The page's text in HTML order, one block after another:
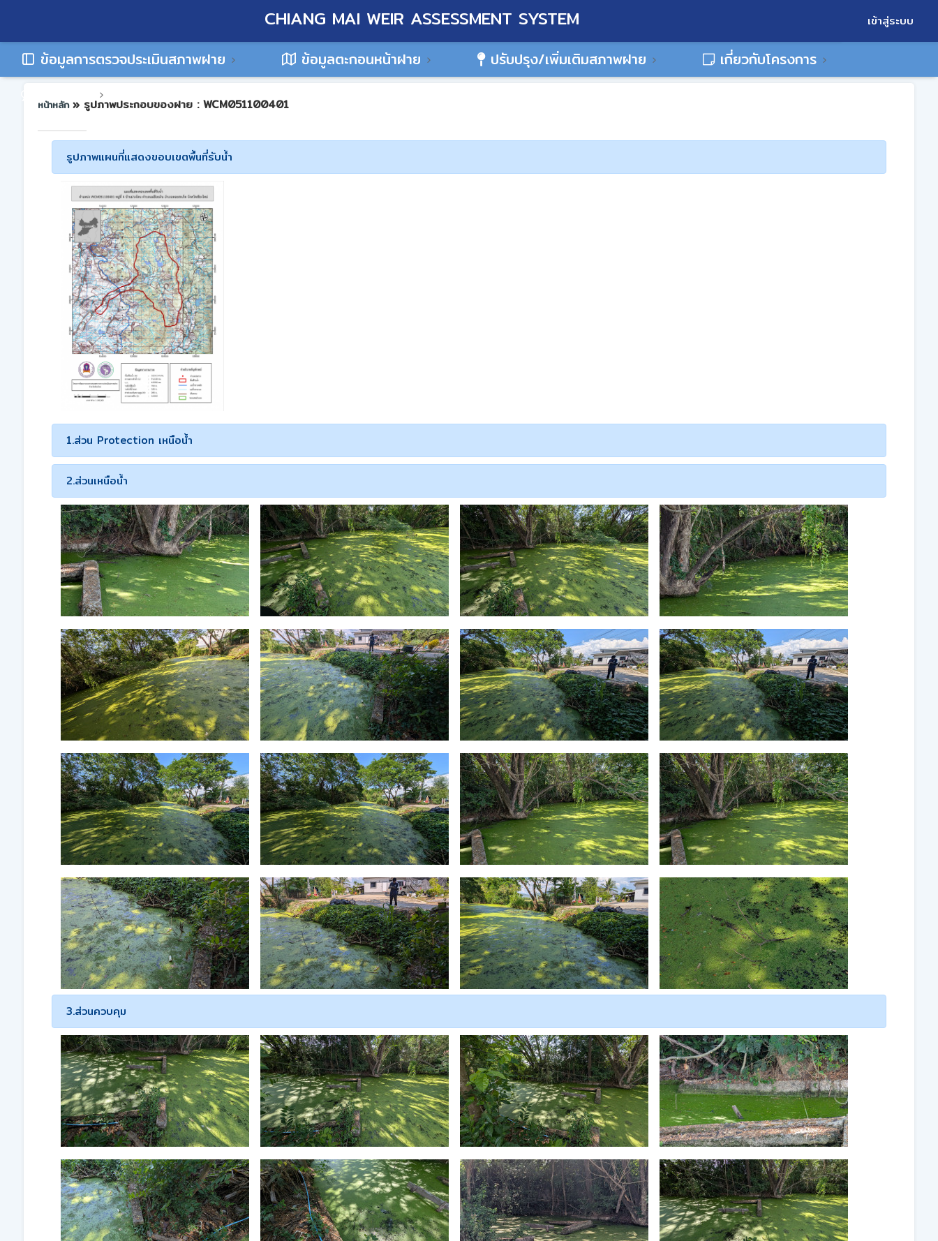
CHIANG MAI WEIR ASSESSMENT SYSTEM เข้าสู่ระบบ
ข้อมูลการตรวจประเมินสภาพฝาย ข้อมูลตะกอนหน้าฝาย ปรับปรุง/เพิ่มเติมสภาพฝาย
เกี่ยวกับโครงการ
หน้าหลัก » รูปภาพประกอบของฝาย : WCM051100401
รูปภาพแผนที่แสดงขอบเขตพื้นที่รับน้ำ
1.ส่วน Protection เหนือน้ำ
2.ส่วนเหนือน้ำ
3.ส่วนควบคุม